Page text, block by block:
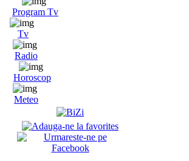
Program Tv
Tv
Radio
Horoscop
Meteo